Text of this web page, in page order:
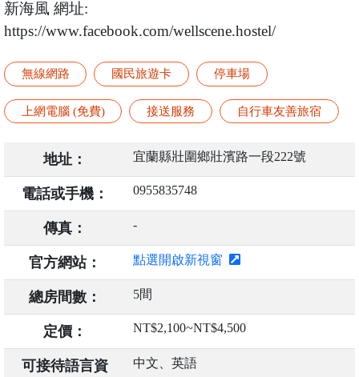
新海風 網址:
https://www.facebook.com/wellscene.hostel/
無線網路 國民旅遊卡 停車場
上網電腦 (免費) 接送服務 自行車友善旅宿
地址： 宜蘭縣壯圍鄉壯濱路一段222號
電話或手機： 0955835748
傳真： -
官方網站： 點選開啟新視窗
總房間數： 5間
定價： NT$2,100~NT$4,500
可接待語言資
中文、英語